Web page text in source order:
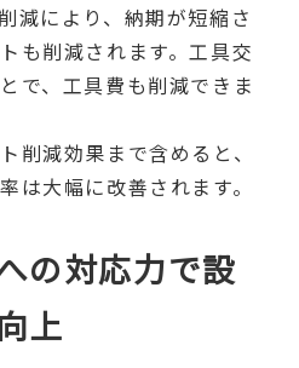
減により、納期が短縮さ
も削減されます。工具交
で、工具費も削減できま
削減効果まで含めると、
は大幅に改善されます。
の対応力で設
上